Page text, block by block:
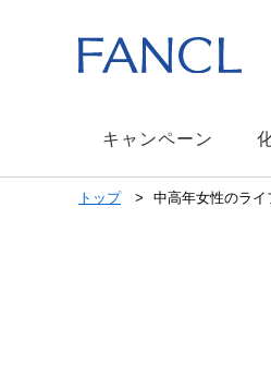
メ
キャンペーン
トップ 中高年女性のライ